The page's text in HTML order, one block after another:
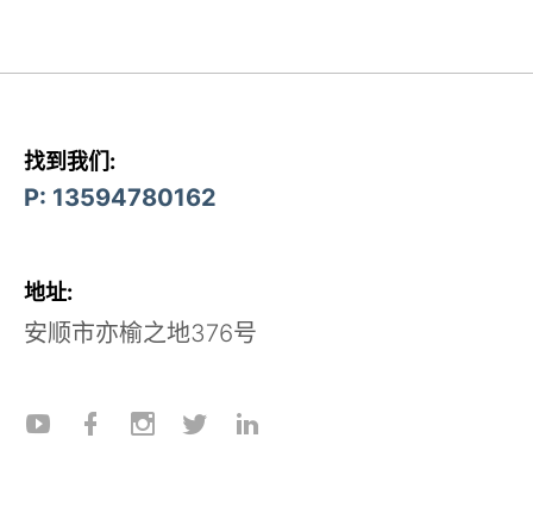
找到我们:
P: 13594780162
地址:
安顺市亦榆之地376号